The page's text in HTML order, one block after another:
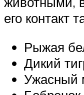
его контакт
Рыжая
Дикий
Ужасный